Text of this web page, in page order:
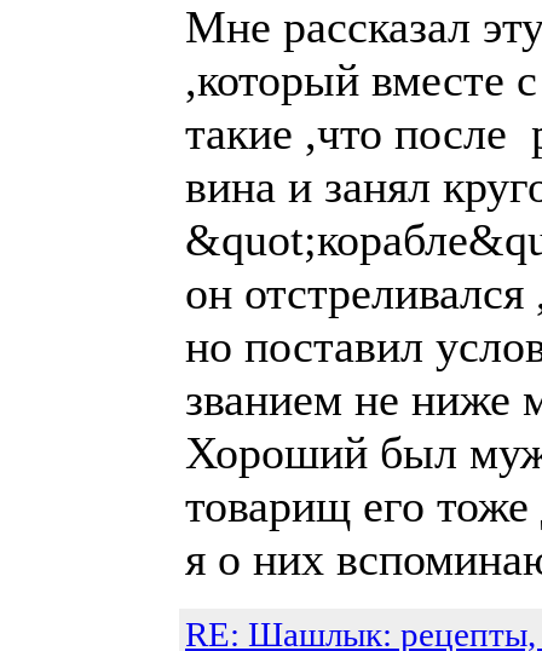
Мне рассказал
,который вместе
такие ,что
вина и занял
он
но поставил
званием не ниже
Хороший был
товарищ его
я о них
RE: Шашлык: рецепты,